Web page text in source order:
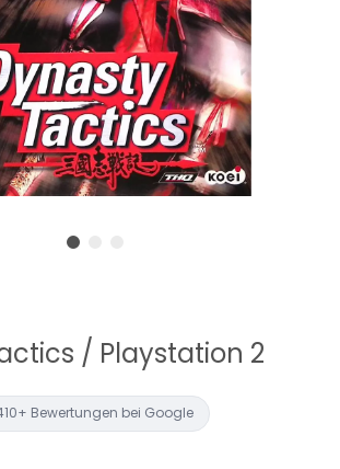
/ Playstation 2
Bewertungen bei Google